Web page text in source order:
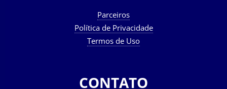
Parceiros
Política de Privacidade
Termos de Uso
CONTATO